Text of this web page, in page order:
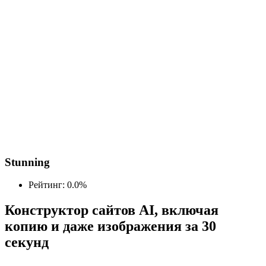
Stunning
Рейтинг: 0.0%
Конструктор сайтов AI, включая
копию и даже изображения за 30
секунд